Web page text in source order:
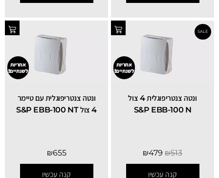
ונטה צנטריפוגלית 4 צול
S&P EBB-100 N
₪513
₪479
קנה עכשיו
אחריות
לשנתיים!
ונטה צנטריפוגלית עם טיימר
4 צול S&P EBB-100 NT
₪655
קנה עכשיו
אחריות
לשנתיים!